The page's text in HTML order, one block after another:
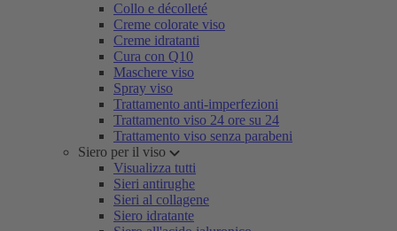
Collo e décolleté
Creme colorate viso
Creme idratanti
Cura con Q10
Maschere viso
Spray viso
Trattamento anti-imperfezioni
Trattamento viso 24 ore su 24
Trattamento viso senza parabeni
Siero per il viso
Visualizza tutti
Sieri antirughe
Sieri al collagene
Siero idratante